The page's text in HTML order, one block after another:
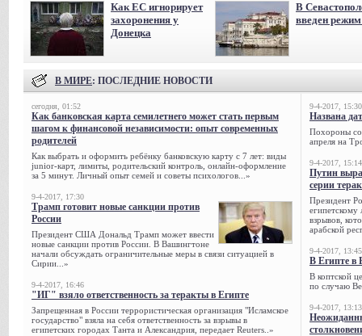
Как ЕС игнорирует
захоронения у
Донецка
В
введен
В МИРЕ: ПОСЛЕДНИЕ НОВОСТИ
сегодня, 01:52
Как банковская карта семилетнего может стать первым
шагом к финансовой независимости: опыт современных
родителей
Как выбрать и оформить ребёнку банковскую карту с 7 лет: виды
junior-карт, лимиты, родительский контроль, онлайн-оформление
за 5 минут. Личный опыт семей и советы психологов...»
9-4-2017, 17:30
Трамп готовит новые санкции против
России
Президент США Дональд Трамп может ввести
новые санкции против России. В Вашингтоне
начали обсуждать ограничительные меры в связи ситуацией в
Сирии...»
9-4-2017, 16:46
"ИГ" взяло ответственность за теракты в Египте
Запрещенная в России террористическая организация "Исламское
государство" взяла на себя ответственность за взрывы в
египетских городах Танта и Александрия, передает Reuters..»
9-4-2017, 15:30
Названа
Похороны
апреля на
9-4-2017, 15:14
Путин
серии
Президент
египетскому
взрывов,
арабской
9-4-2017, 13:45
В Египте в
В коптской
по случаю
9-4-2017, 13:13